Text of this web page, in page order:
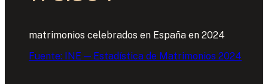
matrimonios celebrados en España en 2024
Fuente: INE — Estadística de Matrimonios 2024